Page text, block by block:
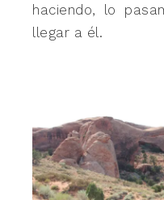
haciendo, lo
llegar a él.